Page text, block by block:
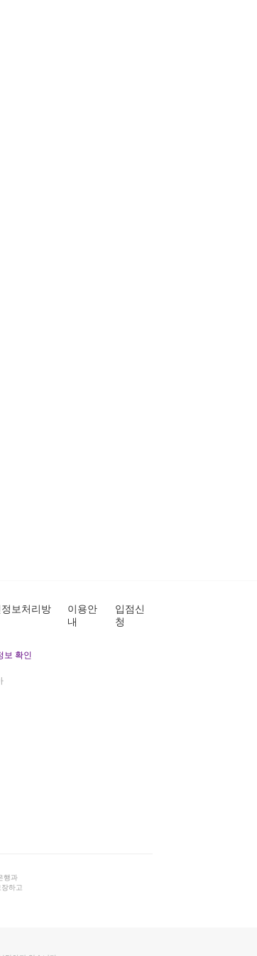
보처리방
이용안
내
입점신
청
보 확인
행과
하고